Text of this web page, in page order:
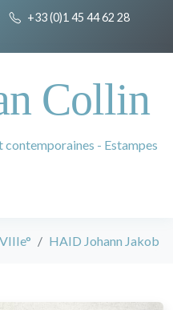
+33 (0)1 45 44 62 28
Collin
contemporaines - Estampes
HAID Johann Jakob